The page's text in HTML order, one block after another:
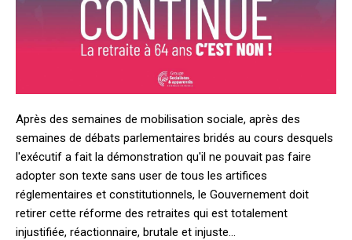
Après des semaines de mobilisation sociale, après des
semaines de débats parlementaires bridés au cours desquels
l'exécutif a fait la démonstration qu'il ne pouvait pas faire
adopter son texte sans user de tous les artifices
réglementaires et constitutionnels, le Gouvernement doit
retirer cette réforme des retraites qui est totalement
injustifiée, réactionnaire, brutale et injuste…